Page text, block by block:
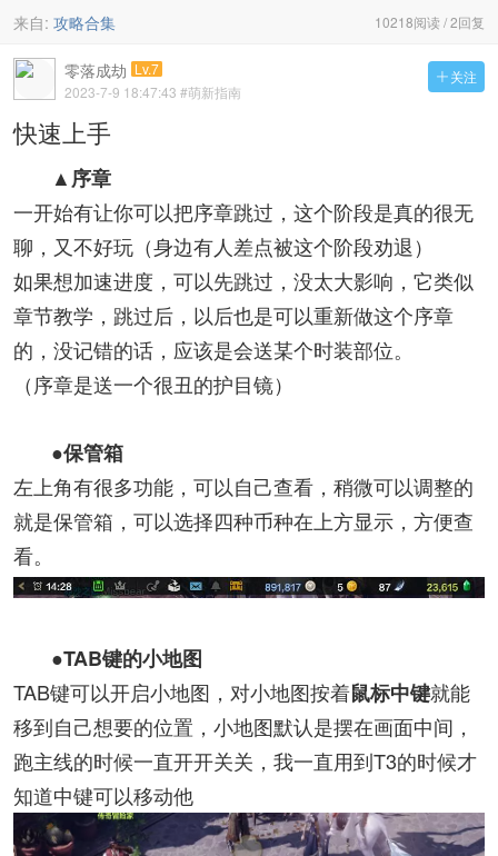
10218阅读 / 2回复
来自: 攻略合集
 关注
零落成劫 Lv.7
2023-7-9 18:47:43 #萌新指南
快速上手
▲序章
一开始有让你可以把序章跳过，这个阶段是真的很无
聊，又不好玩（身边有人差点被这个阶段劝退）
如果想加速进度，可以先跳过，没太大影响，它类似
章节教学，跳过后，以后也是可以重新做这个序章
的，没记错的话，应该是会送某个时装部位。
（序章是送一个很丑的护目镜）
●保管箱
左上角有很多功能，可以自己查看，稍微可以调整的
就是保管箱，可以选择四种币种在上方显示，方便查
看。
●TAB键的小地图
TAB键可以开启小地图，对小地图按着鼠标中键就能
移到自己想要的位置，小地图默认是摆在画面中间，
跑主线的时候一直开开关关，我一直用到T3的时候才
知道中键可以移动他